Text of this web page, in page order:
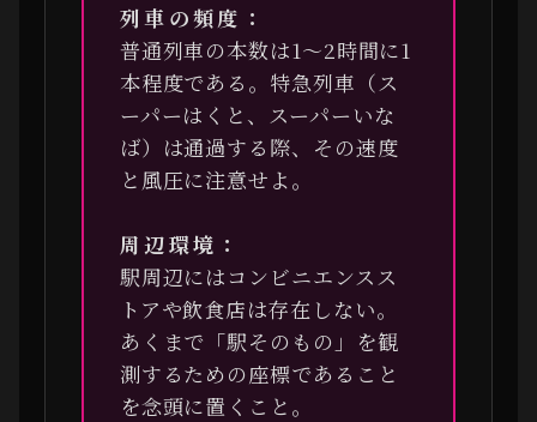
列車の頻度：
普通列車の本数は1〜2時間に1
本程度である。特急列車（ス
ーパーはくと、スーパーいな
ば）は通過する際、その速度
と風圧に注意せよ。
周辺環境：
駅周辺にはコンビニエンスス
トアや飲食店は存在しない。
あくまで「駅そのもの」を観
測するための座標であること
を念頭に置くこと。